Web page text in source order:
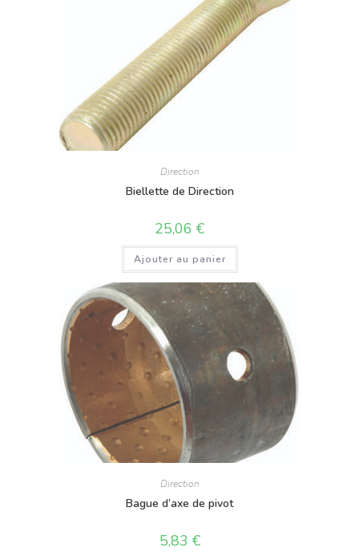
Direction
Biellette de Direction
25,06 €
Ajouter au panier
Direction
Bague d’axe de pivot
5,83 €